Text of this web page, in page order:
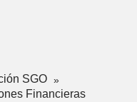
SGO
Financieras